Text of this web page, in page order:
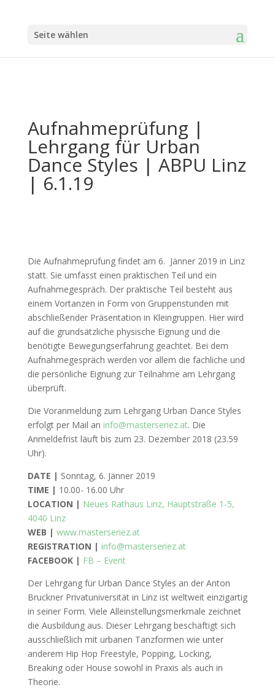
Seite wählen
Aufnahmeprüfung |
Lehrgang für Urban
Dance Styles | ABPU Linz
| 6.1.19
Die Aufnahmeprüfung findet am 6. Jänner 2019 in Linz
statt. Sie umfasst einen praktischen Teil und ein
Aufnahmegespräch. Der praktische Teil besteht aus
einem Vortanzen in Form von Gruppenstunden mit
abschließender Präsentation in Kleingruppen. Hier wird
auf die grundsätzliche physische Eignung und die
benötigte Bewegungserfahrung geachtet. Bei dem
Aufnahmegespräch werden vor allem die fachliche und
die persönliche Eignung zur Teilnahme am Lehrgang
überprüft.
Die Voranmeldung zum Lehrgang Urban Dance Styles
erfolgt per Mail an info@masterseriez.at. Die
Anmeldefrist läuft bis zum 23. Dezember 2018 (23.59
Uhr).
DATE | Sonntag, 6. Jänner 2019
TIME | 10.00- 16.00 Uhr
LOCATION | Neues Rathaus Linz, Hauptstraße 1-5,
4040 Linz
WEB | www.masterseriez.at
REGISTRATION | info@masterseriez.at
FACEBOOK | FB – Event
Der Lehrgang für Urban Dance Styles an der Anton
Bruckner Privatuniversität in Linz ist weltweit einzigartig
in seiner Form. Viele Alleinstellungsmerkmale zeichnet
die Ausbildung aus. Dieser Lehrgang beschäftigt sich
ausschließlich mit urbanen Tanzformen wie unter
anderem Hip Hop Freestyle, Popping, Locking,
Breaking oder House sowohl in Praxis als auch in
Theorie.